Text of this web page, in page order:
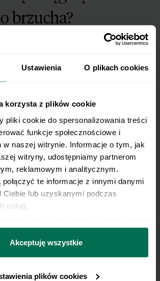
Ustawienia O plikach cookies
korzysta z plików cookie
pliki cookie do spersonalizowania treści
funkcje społecznościowe i
w naszej witrynie. Informacje o tym, jak
witryny, udostępniamy partnerom
reklamowym i analitycznym.
te informacje z innymi danymi
Ciebie lub uzyskanymi podczas
usług.
skontaktować i w jaki sposób
osobowe w ramach
Akceptuję wszystkie
plików cookies
brzucha?
najskuteczniejszych ćwiczeń na
e-book
informacje handlowo-marketingowe
usług drogą elektroniczną (Dz. U. z 2020 r.
z 2024 r. poz. 1222), produktów, usług i ofert
TRADE sp. z o.o. W związku z tym
wiadomości, że przysługuje mi prawo do
zgody w każdym czasie.
przetwarzamy Twoje dane osobowe. Zapoznaj